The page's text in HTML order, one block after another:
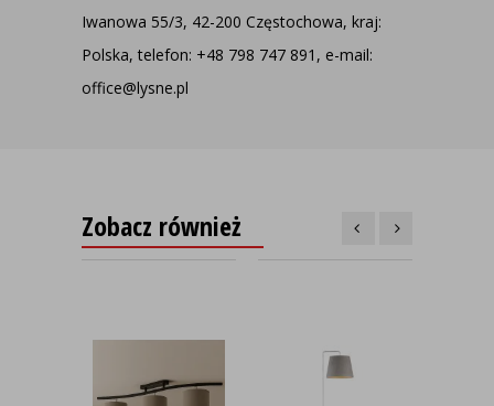
Iwanowa 55/3, 42-200 Częstochowa, kraj:
Polska, telefon: +48 798 747 891, e-mail:
office@lysne.pl
Zobacz również